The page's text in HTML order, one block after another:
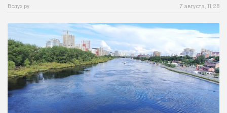
Вслух.ру 7 августа, 11:28